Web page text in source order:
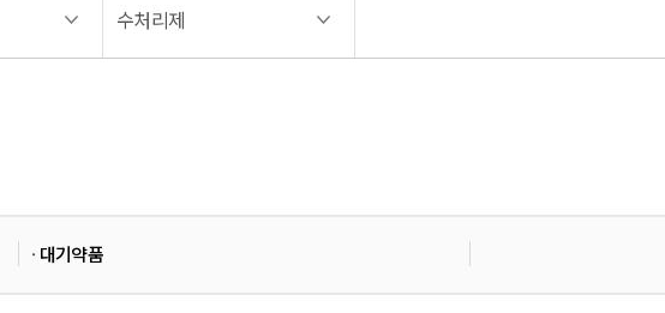
수처리제
· 대기약품